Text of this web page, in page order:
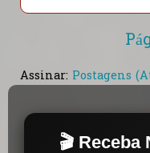
Assinar: Postagens
🎬 Receba